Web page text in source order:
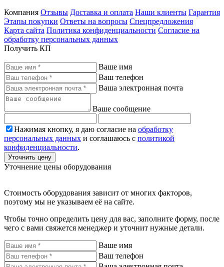
Компания Отзывы Доставка и оплата Наши клиенты Гарантия
Этапы покупки Ответы на вопросы Спецпредложения
Карта сайта Политика конфиденциальности Согласие на
обработку персональных данных
Получить КП
Ваше имя
Ваш телефон
Ваша электронная почта
Ваше сообщение
Нажимая кнопку, я даю согласие на обработку
персональных данных и соглашаюсь с политикой
конфиденциальности.
Уточнить цену
Уточнение цены оборудования
Стоимость оборудования зависит от многих факторов,
поэтому мы не указываем её на сайте.
Чтобы точно определить цену для вас, заполните форму, после
чего с вами свяжется менеджер и уточнит нужные детали.
Ваше имя
Ваш телефон